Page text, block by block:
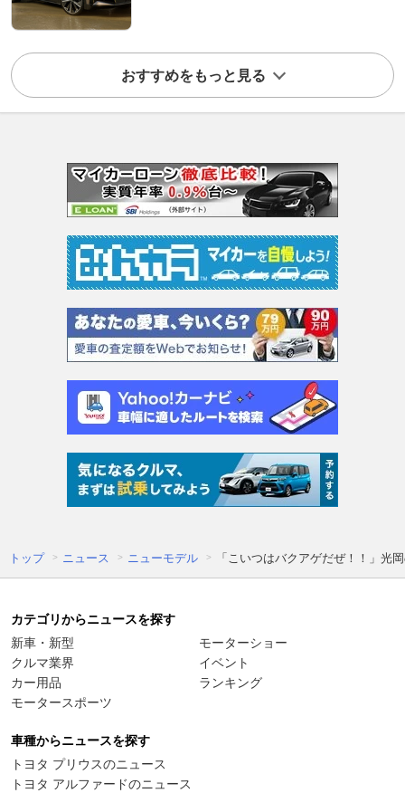
おすすめをもっと見る
トップ ニュース ニューモデル 「こいつはバクアゲだぜ！！」光
カテゴリからニュースを探す
新車・新型
クルマ業界
カー用品
モータースポーツ
モーターショー
イベント
ランキング
車種からニュースを探す
トヨタ プリウスのニュース
トヨタ アルファードのニュース